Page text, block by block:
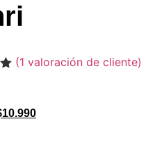
(1 valoración de cliente)
10.990